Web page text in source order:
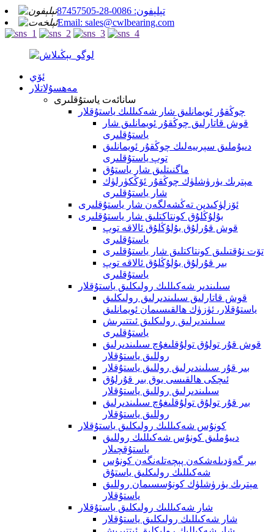
تېلېفون: 0086-28-87457505
Email: sales@cwlbearing.com
ئۆي
مەھسۇلاتلار
سانائەت ياستۇقلىرى
چوڭقۇر ئويمانلىق شار شەكىللىك ياستۇقلار
قوش قاتارلىق چوڭقۇر ئويمانلىق شار
ياستۇقلىرى
دىيۇملىق سېرىيەلىك چوڭقۇر ئويمانلىق
توپ ياستۇقلىرى
ماگنىتلىق شار ياستۇق
مېترىك يۈرۈشلۈك چوڭقۇر ئۆڭكۈرلۈك
شار ياستۇقلىرى
ئۆزلۈكىدىن تەڭشەلگەن شار ياستۇقلىرى
بۇلۇڭلۇق كونتاكتلىق شار ياستۇقلىرى
قوش قۇرلۇق بۇلۇڭلۇق ئالاقە توپ
ياستۇقلىرى
تۆت نۇقتىلىق كونتاكتلىق شار ياستۇقلىرى
بىر قۇرلۇق بۇلۇڭلۇق ئالاقە توپ
ياستۇقلىرى
سىلىندىر شەكىللىك رولىكلىق ياستۇقلار
قوش قاتارلىق سىلىندىرلىق رولىكلىق
ياستۇقلار، ئۈزۈك ھالقىسىمان ئويمانلىق
سىلىندىرلىق رولىكلىق ئىتتىرىش
ياستۇقلىرى
قوش قۇر تولۇق تولۇقلىغۇچ سىلىندىرلىق
روللىق ياستۇقلار
بىر قۇر سىلىندىرلىق روللىق ياستۇقلار
ئىچكى ھالقىسى يوق بىر قۇرلۇق
سىلىندىرلىق روللىق ياستۇقلار
بىر قۇر تولۇق تولۇقلىغۇچ سىلىندىرلىق
روللىق ياستۇقلار
كونۇس شەكىللىك رولىكلىق ياستۇقلار
دىيۇملىق كونۇس شەكىللىك روللىق
ياستۇقچىلار
بىر گەۋدىلەشكەن پېچەتلەنگەن كونۇس
شەكىللىك رولىكلىق ياستۇق
مېترىك يۈرۈشلۈك كونۇسسىمان روللىق
ياستۇقلار
شار شەكىللىك رولىكلىق ياستۇقلار
شار شەكىللىك رولىكلىق ياستۇقلار